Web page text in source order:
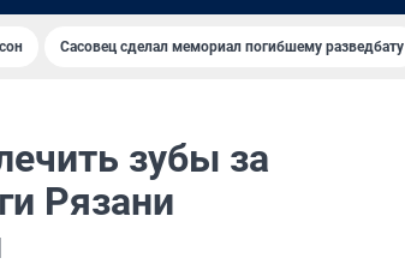
Сасовец сделал мемориал погибшему разведбату
зубы за
Рязани